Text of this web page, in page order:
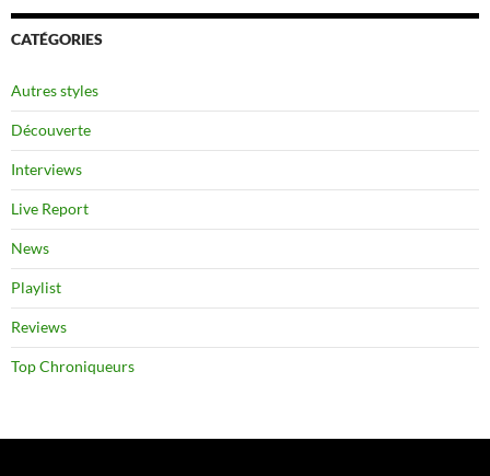
CATÉGORIES
Autres styles
Découverte
Interviews
Live Report
News
Playlist
Reviews
Top Chroniqueurs